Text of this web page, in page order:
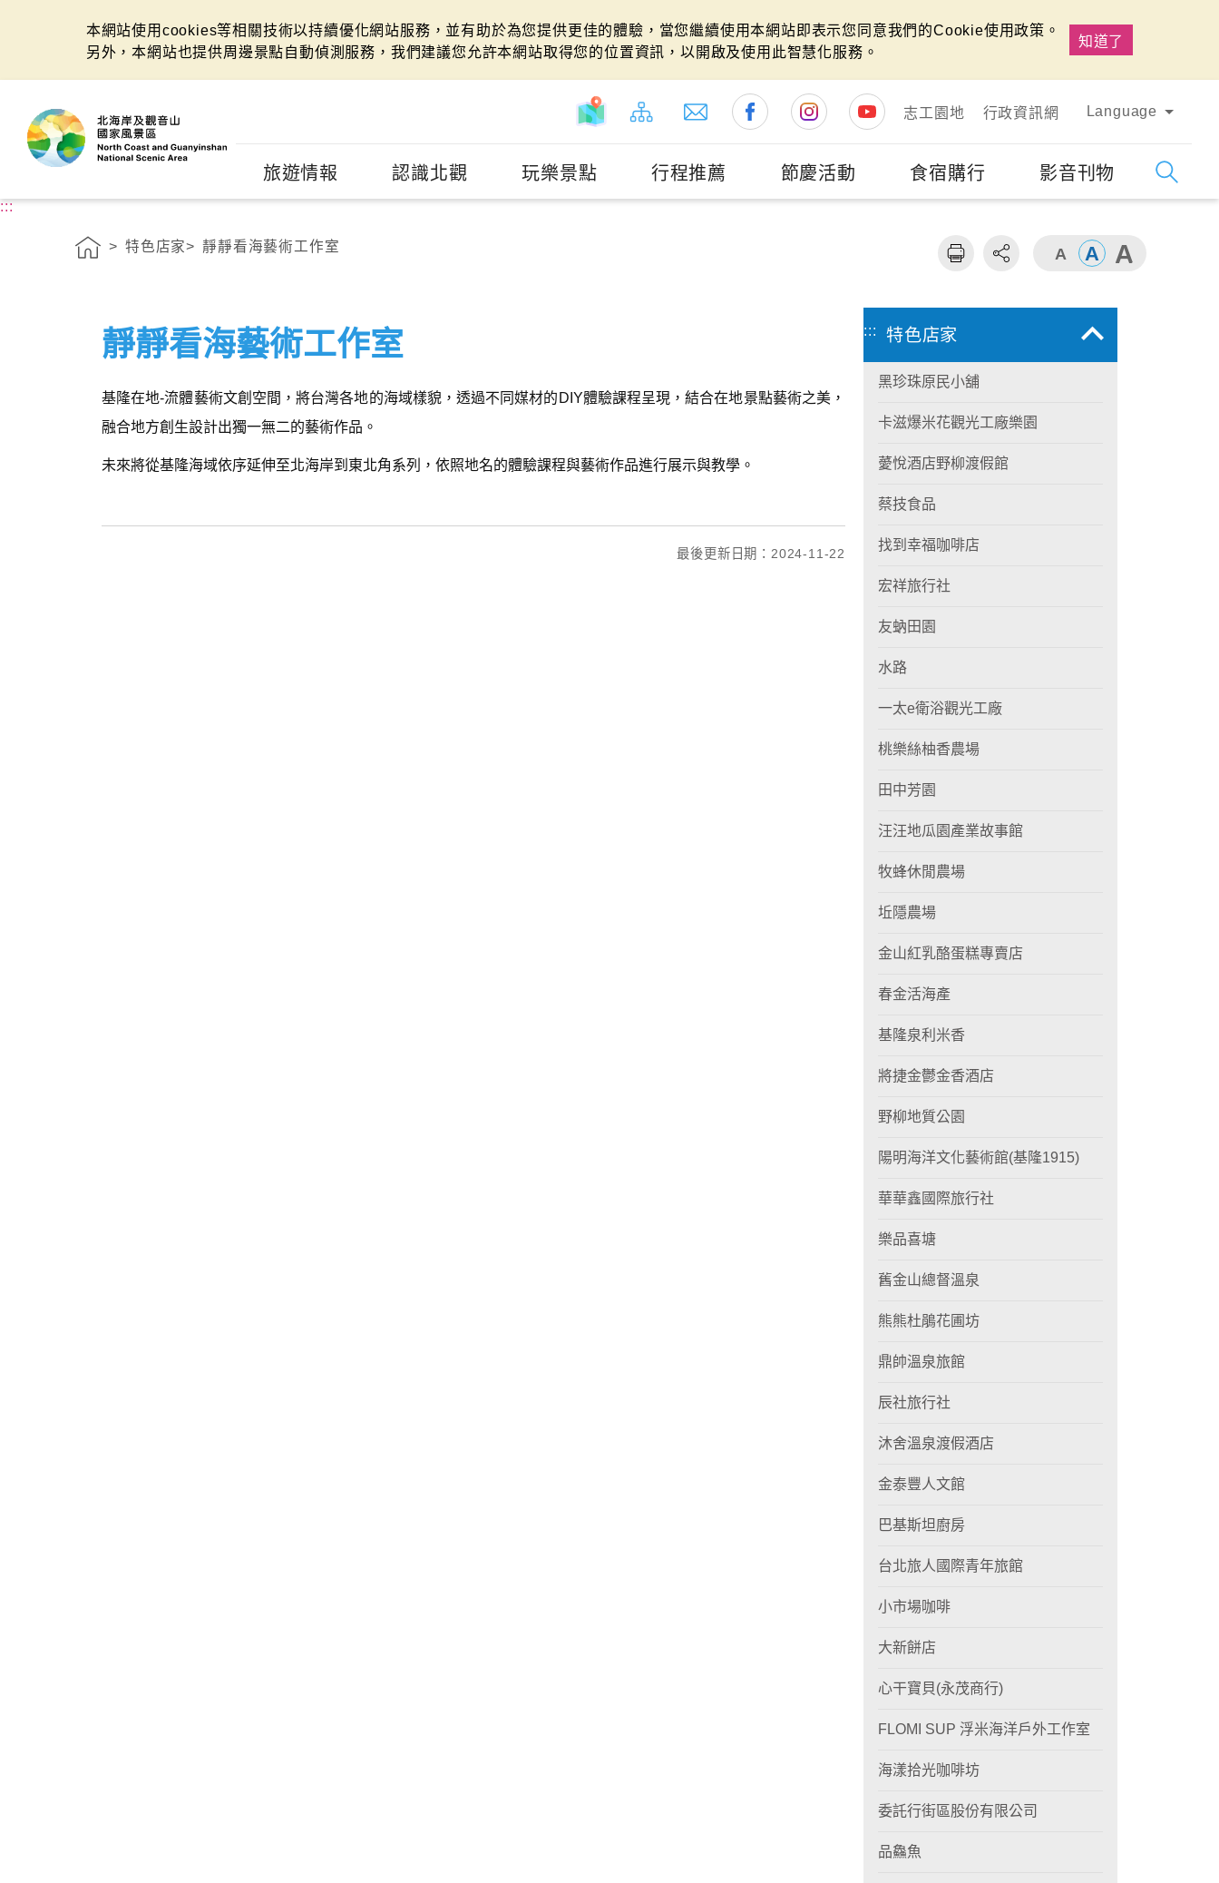
本網站使用cookies等相關技術以持續優化網站服務，並有助於為您提供更佳的體驗，當您繼續使用本網站即表示您同意我們的Cookie使用政策。
另外，本網站也提供周邊景點自動偵測服務，我們建議您允許本網站取得您的位置資訊，以開啟及使用此智慧化服務。
知道了
志工園地
行政資訊網 Language
旅遊情報 認識北觀 玩樂景點 行程推薦 節慶活動 食宿購行 影音刊物
:::
特色店家 靜靜看海藝術工作室
靜靜看海藝術工作室
基隆在地-流體藝術文創空間，將台灣各地的海域樣貌，透過不同媒材的DIY體驗課程呈現，結合在地景點藝術之美，
融合地方創生設計出獨一無二的藝術作品。
未來將從基隆海域依序延伸至北海岸到東北角系列，依照地名的體驗課程與藝術作品進行展示與教學。
最後更新日期：2024-11-22
::: 特色店家
黑珍珠原民小舖
卡滋爆米花觀光工廠樂園
薆悅酒店野柳渡假館
蔡技食品
找到幸福咖啡店
宏祥旅行社
友蚋田園
水路
一太e衛浴觀光工廠
桃樂絲柚香農場
田中芳園
汪汪地瓜園產業故事館
牧蜂休閒農場
坵隱農場
金山紅乳酪蛋糕專賣店
春金活海產
基隆泉利米香
將捷金鬱金香酒店
野柳地質公園
陽明海洋文化藝術館(基隆1915)
華華鑫國際旅行社
樂品喜塘
舊金山總督溫泉
熊熊杜鵑花圃坊
鼎帥溫泉旅館
辰社旅行社
沐舍溫泉渡假酒店
金泰豐人文館
巴基斯坦廚房
台北旅人國際青年旅館
小市場咖啡
大新餅店
心干寶貝(永茂商行)
FLOMI SUP 浮米海洋戶外工作室
海漾拾光咖啡坊
委託行街區股份有限公司
品鱻魚